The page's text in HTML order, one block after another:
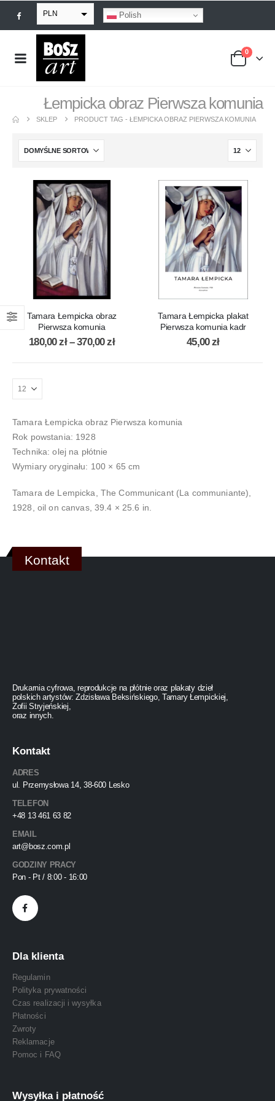
PLN
EUR
USD
Polish
0
Łempicka obraz Pierwsza komunia
SKLEP PRODUCT TAG -ŁEMPICKA OBRAZ PIERWSZA KOMUNIA
Tamara Łempicka obraz
Pierwsza komunia
180,00zł – 370,00zł
Tamara Łempicka plakat
Pierwsza komunia kadr
45,00zł
Tamara Łempicka obraz Pierwsza komunia
Rok powstania: 1928
Technika: olej na płótnie
Wymiary oryginału: 100 × 65 cm
Tamara de Lempicka, The Communicant (La communiante),
1928, oil on canvas, 39.4 × 25.6 in.
Kontakt
Drukarnia cyfrowa, reprodukcje na płótnie oraz plakaty dzieł
polskich artystów: Zdzisława Beksińskiego, Tamary Łempickiej,
Zofii Stryjeńskiej,
oraz innych.
Kontakt
ADRES
ul. Przemysłowa 14, 38-600 Lesko
TELEFON
+48 13 461 63 82
EMAIL
art@bosz.com.pl
GODZINY PRACY
Pon - Pt / 8:00 - 16:00
Dla klienta
Regulamin
Polityka prywatności
Czas realizacji i wysyłka
Płatności
Zwroty
Reklamacje
Pomoc i FAQ
Wysyłka i płatność